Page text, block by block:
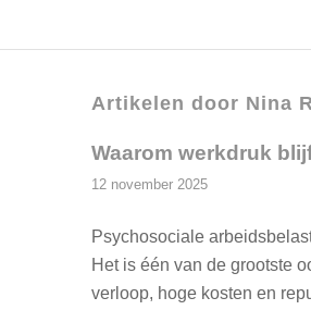
Artikelen door Nina
Waarom werkdruk
12 november 2025
Psychosociale
Het is één van de grootste
verloop, hoge kosten en